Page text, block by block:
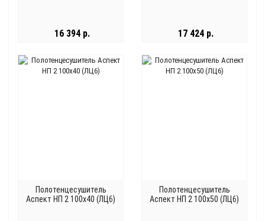
16 394 р. 17 424 р.
Полотенцесушитель
Аспект НП 2 100x40 (ЛЦ6)
Полотенцесушитель
Аспект НП 2 100x50 (ЛЦ6)